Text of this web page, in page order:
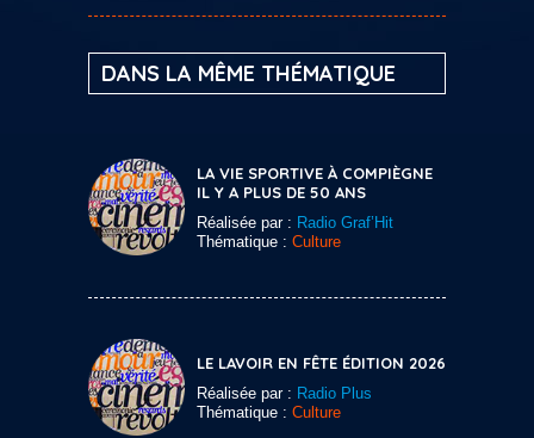
DANS LA MÊME THÉMATIQUE
LA VIE SPORTIVE À COMPIÈGNE
IL Y A PLUS DE 50 ANS
Réalisée par : Radio Graf’Hit
Thématique : Culture
LE LAVOIR EN FÊTE ÉDITION 2026
Réalisée par : Radio Plus
Thématique : Culture